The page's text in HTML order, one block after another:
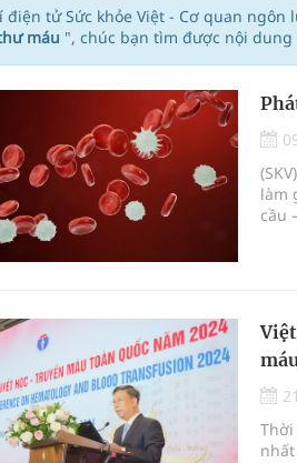
Ra mắt Câu lạc bộ Thầy Thuốc
sớm ung thư vú giúp cứu sống
pháp nâng cao thị lực thời hiện đại
khai đồng bộ các giải pháp quản lý
âm nhạc trị liệu được “đo ni đóng
thời tiết ngày 08/8/2026: Bắc Bộ
điện tử Sức khỏe Việt - Cơ quan ngôn
máu ", chúc bạn tìm được nội
làm
cầu